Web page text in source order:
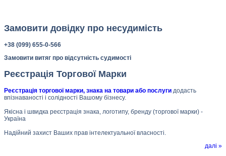
Замовити довідку про несудимість
+38 (099) 655-0-566
Замовити витяг про відсутність судимості
Реєстрація Торгової Марки
Реєстрація торгової марки, знака на товари або послуги додасть
впізнаваності і солідності Вашому бізнесу.
Якісна і швидка реєстрація знака, логотипу, бренду (торгової марки) -
Україна
Надійний захист Ваших прав інтелектуальної власності.
далі »